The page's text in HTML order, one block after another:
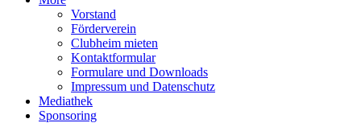
Vorstand
Förderverein
Clubheim mieten
Kontaktformular
Formulare und Downloads
Impressum und Datenschutz
Mediathek
Sponsoring